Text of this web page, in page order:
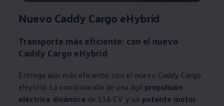
Nuevo Caddy Cargo eHybrid
Transporte más eficiente: con el nuevo
Caddy Cargo eHybrid
Entrega aún más eficiente: con el nuevo Caddy Cargo
eHybrid. La combinación de una ágil propulsión
eléctrica dinámica de 116 CV y un potente motor